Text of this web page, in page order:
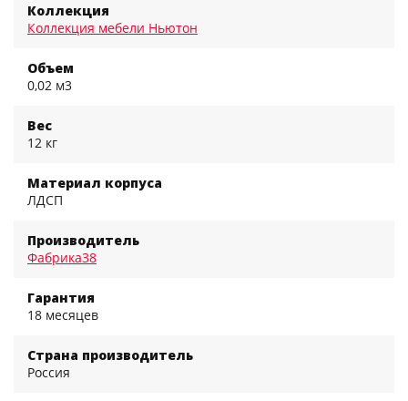
Коллекция
Коллекция мебели Ньютон
Объем
0,02 м3
Вес
12 кг
Материал корпуса
ЛДСП
Производитель
Фабрика38
Гарантия
18 месяцев
Страна производитель
Россия